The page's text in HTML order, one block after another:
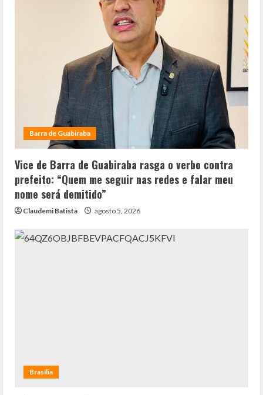
Barra de Guabiraba
Vice de Barra de Guabiraba rasga o verbo contra
prefeito: “Quem me seguir nas redes e falar meu
nome será demitido”
Claudemi Batista agosto 5, 2026
Brasília